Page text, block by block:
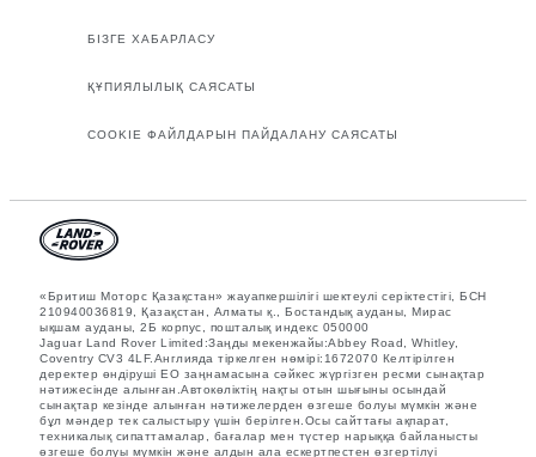
БІЗГЕ ХАБАРЛАСУ
ҚҰПИЯЛЫЛЫҚ САЯСАТЫ
COOKIE ФАЙЛДАРЫН ПАЙДАЛАНУ САЯСАТЫ
«Бритиш Моторс Қазақстан» жауапкершілігі шектеулі серіктестігі, БСН
210940036819, Қазақстан, Алматы қ., Бостандық ауданы, Мирас
ықшам ауданы, 2Б корпус, пошталық индекс 050000
Jaguar Land Rover Limited:Заңды мекенжайы:Abbey Road, Whitley,
Coventry CV3 4LF.Англияда тіркелген нөмірі:1672070 Келтірілген
деректер өндіруші ЕО заңнамасына сәйкес жүргізген ресми сынақтар
нәтижесінде алынған.Автокөліктің нақты отын шығыны осындай
сынақтар кезінде алынған нәтижелерден өзгеше болуы мүмкін және
бұл мәндер тек салыстыру үшін берілген.Осы сайттағы ақпарат,
техникалық сипаттамалар, бағалар мен түстер нарыққа байланысты
өзгеше болуы мүмкін және алдын ала ескертпестен өзгертілуі